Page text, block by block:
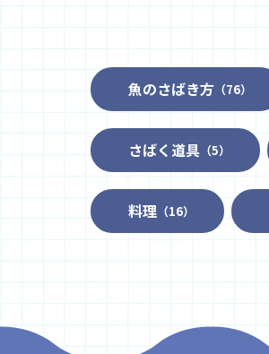
魚のさばき方 （76）
さばく道具 （5）
料理 （16）